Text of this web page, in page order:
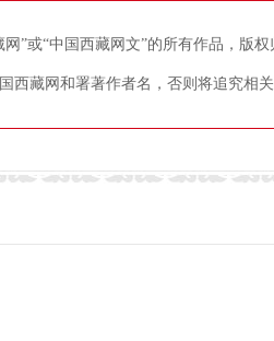
网”或“中国西藏网文”的所有作品，版
西藏网和署著作者名，否则将追究相关